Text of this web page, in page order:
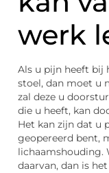
werk
Als u pijn heeft bij
stoel, dan moet u
zal deze u
die u heeft, kan
Het kan zijn dat u
geopereerd bent,
lichaamshouding.
daarvan, dan is